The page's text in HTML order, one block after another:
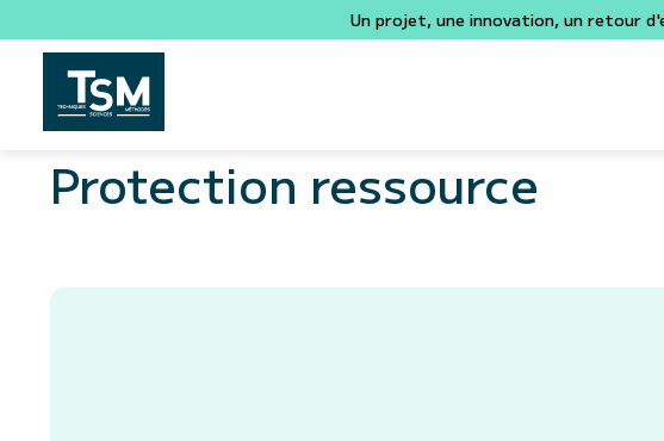
Un projet, une innovation, un retour
Protection ressource